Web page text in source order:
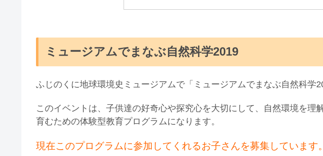
ミュージアムでまなぶ自然科学2019
ふじのくに地球環境史ミュージアムで「ミュージアムでまなぶ自然科学
このイベントは、子供達の好奇心や探究心を大切にして、自然環境を理
育むための体験型教育プログラムになります。
現在このプログラムに参加してくれるお子さんを募集しています。